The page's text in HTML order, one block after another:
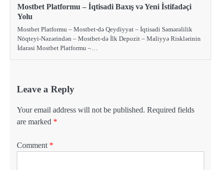
Mostbet Platformu – İqtisadi Baxış və Yeni İstifadəçi
Yolu
Mostbet Platformu – Mostbet-də Qeydiyyat – İqtisadi Səmərəlilik
Nöqteyi-Nəzərindən – Mostbet-də İlk Depozit – Maliyyə Risklərinin
İdarəsi Mostbet Platformu –…
Leave a Reply
Your email address will not be published. Required fields
are marked *
Comment *